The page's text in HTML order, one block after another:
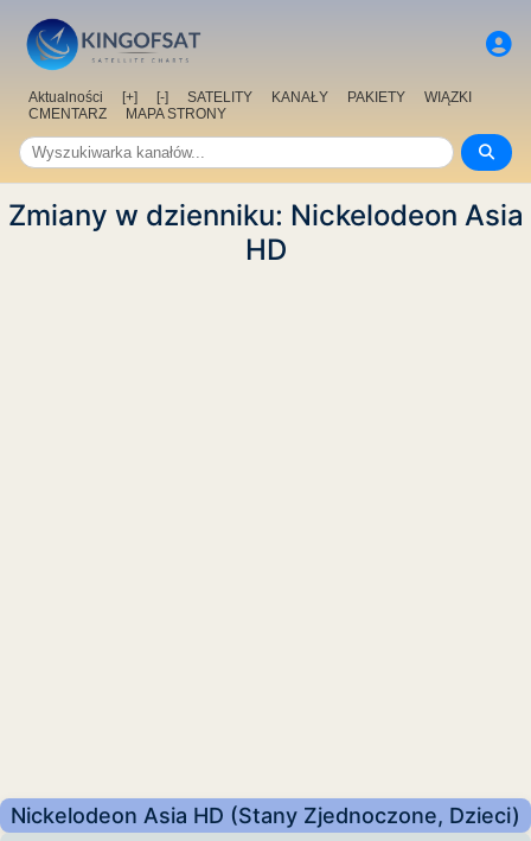
Aktualności [+] [-] SATELITY KANAŁY PAKIETY
WIĄZKI
CMENTARZ
MAPA STRONY
Zmiany w dzienniku: Nickelodeon Asia
HD
Nickelodeon Asia HD (Stany Zjednoczone, Dzieci)